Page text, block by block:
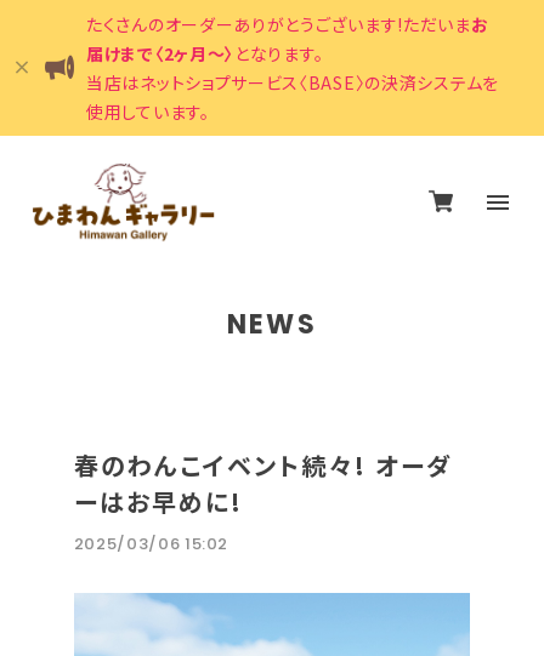
たくさんのオーダーありがとうございます!ただいまお
届けまで〈2ヶ月〜〉 となります。
当店はネットショプサービス〈BASE〉の決済システムを
使用しています。
NEWS
春のわんこイベント続々! オーダ
ーはお早めに!
2025/03/06 15:02